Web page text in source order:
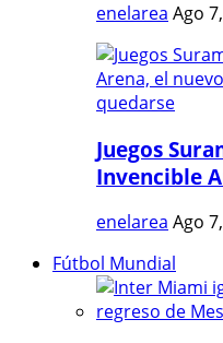
enelarea Ago
Juegos
Invencible
enelarea Ago
Fútbol Mundial